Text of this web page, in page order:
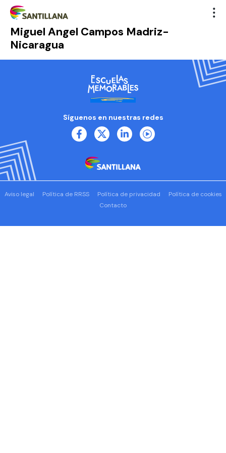
Miguel Angel Campos Madriz-
Nicaragua
Síguenos en nuestras redes
Aviso legal Política de RRSS Política de privacidad
Política de cookies
Contacto